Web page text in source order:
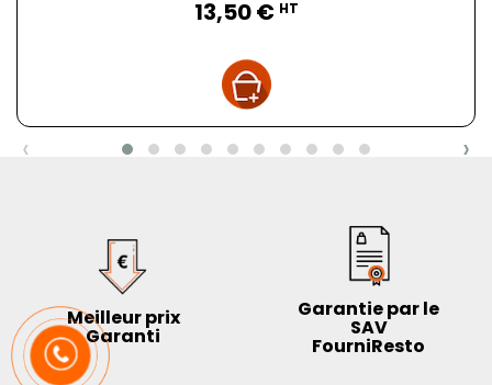
13,50 € HT
‹ ›
Meilleur prix
Garanti
Garantie par le
SAV
FourniResto